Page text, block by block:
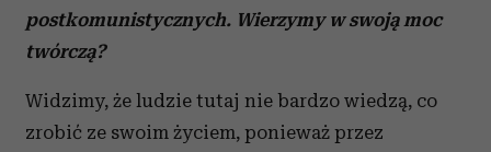
postkomunistycznych. Wierzymy w swoją moc
twórczą?
Widzimy, że ludzie tutaj nie bardzo wiedzą, co
zrobić ze swoim życiem, ponieważ przez